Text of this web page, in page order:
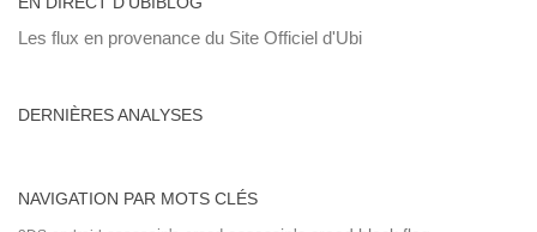
Les flux en provenance du Site Officiel d'Ubi
DERNIÈRES ANALYSES
NAVIGATION PAR MOTS CLÉS